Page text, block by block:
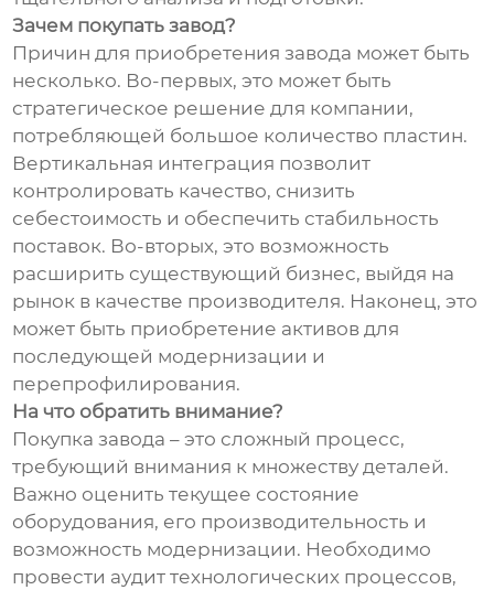
Зачем покупать завод?
Причин для приобретения завода может быть
несколько. Во-первых, это может быть
стратегическое решение для компании,
потребляющей большое количество пластин.
Вертикальная интеграция позволит
контролировать качество, снизить
себестоимость и обеспечить стабильность
поставок. Во-вторых, это возможность
расширить существующий бизнес, выйдя на
рынок в качестве производителя. Наконец, это
может быть приобретение активов для
последующей модернизации и
перепрофилирования.
На что обратить внимание?
Покупка завода – это сложный процесс,
требующий внимания к множеству деталей.
Важно оценить текущее состояние
оборудования, его производительность и
возможность модернизации. Необходимо
провести аудит технологических процессов,